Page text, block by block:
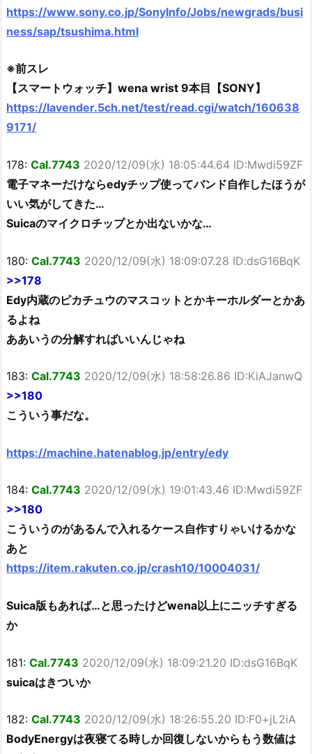
https://www.sony.co.jp/SonyInfo/Jobs/newgrads/busi
ness/sap/tsushima.html
※前スレ
【スマートウォッチ】wena wrist 9本目【SONY】
https://lavender.5ch.net/test/read.cgi/watch/160638
9171/
178: Cal.7743 2020/12/09(水) 18:05:44.64 ID:Mwdi59ZF
電子マネーだけならedyチップ使ってバンド自作したほうが
いい気がしてきた…
Suicaのマイクロチップとか出ないかな…
180: Cal.7743 2020/12/09(水) 18:09:07.28 ID:dsG16BqK
>>178
Edy内蔵のピカチュウのマスコットとかキーホルダーとかあ
るよね
ああいうの分解すればいいんじゃね
183: Cal.7743 2020/12/09(水) 18:58:26.86 ID:KiAJanwQ
>>180
こういう事だな。
https://machine.hatenablog.jp/entry/edy
184: Cal.7743 2020/12/09(水) 19:01:43.46 ID:Mwdi59ZF
>>180
こういうのがあるんで入れるケース自作すりゃいけるかな
あと
https://item.rakuten.co.jp/crash10/10004031/
Suica版もあれば…と思ったけどwena以上にニッチすぎる
か
181: Cal.7743 2020/12/09(水) 18:09:21.20 ID:dsG16BqK
suicaはきついか
182: Cal.7743 2020/12/09(水) 18:26:55.20 ID:F0+jL2iA
BodyEnergyは夜寝てる時しか回復しないからもう数値は